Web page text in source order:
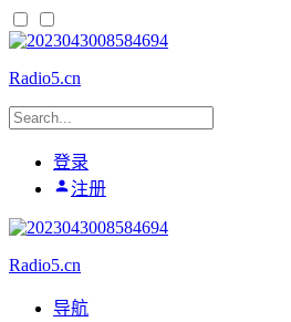
Radio5.cn
登录
注册
Radio5.cn
导航